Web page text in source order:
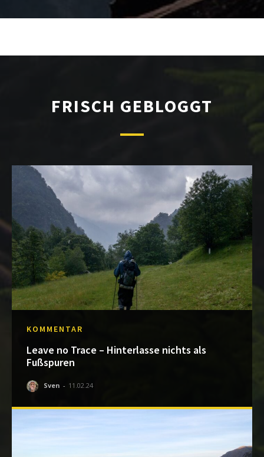
FRISCH GEBLOGGT
KOMMENTAR
Leave no Trace – Hinterlasse nichts als
Fußspuren
Sven - 11.02.24